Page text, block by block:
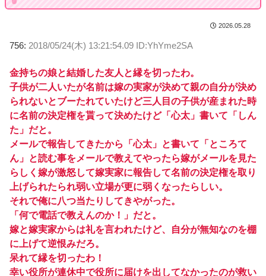
2026.05.28
756: 2018/05/24(木) 13:21:54.09 ID:YhYme2SA
金持ちの娘と結婚した友人と縁を切ったわ。
子供が二人いたが名前は嫁の実家が決めて親の自分が決め
られないとブーたれていたけど三人目の子供が産まれた時
に名前の決定権を貰って決めたけど「心太」書いて「しん
た」だと。
メールで報告してきたから「心太」と書いて「ところて
ん」と読む事をメールで教えてやったら嫁がメールを見た
らしく嫁が激怒して嫁実家に報告して名前の決定権を取り
上げられたられ弱い立場が更に弱くなったらしい。
それで俺に八つ当たりしてきやがった。
「何で電話で教えんのか！」だと。
嫁と嫁実家からは礼を言われたけど、自分が無知なのを棚
に上げて逆恨みだろ。
呆れて縁を切ったわ！
幸い役所が連休中で役所に届けを出してなかったのが救い